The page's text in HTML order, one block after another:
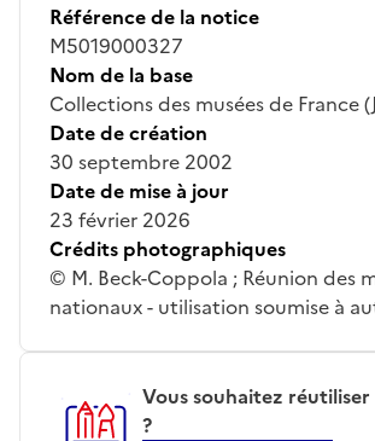
Référence de la notice
M5019000327
Nom de la base
Collections des musées de France
Date de création
30 septembre 2002
Date de mise à jour
23 février 2026
Crédits photographiques
© M. Beck-Coppola ; Réunion des
nationaux - utilisation soumise à
Vous souhaitez réutiliser
?